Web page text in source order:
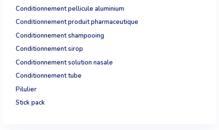
Conditionnement pellicule aluminium
Conditionnement produit pharmaceutique
Conditionnement shampooing
Conditionnement sirop
Conditionnement solution nasale
Conditionnement tube
Pilulier
Stick pack